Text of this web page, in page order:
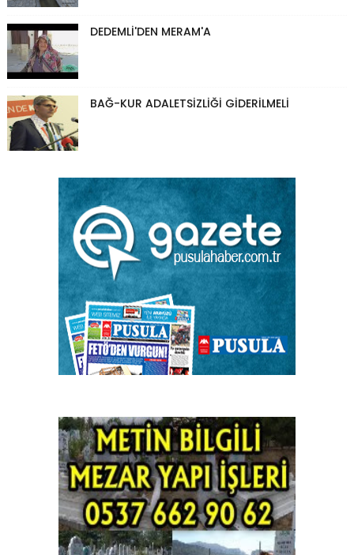
DEDEMLİ'DEN MERAM'A
BAĞ-KUR ADALETSİZLİĞİ GİDERİLMELİ